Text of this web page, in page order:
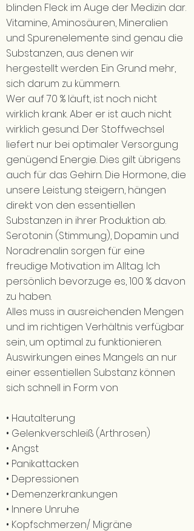
blinden Fleck im Auge der Medizin dar.
Vitamine, Aminosäuren, Mineralien
und Spurenelemente sind genau die
Substanzen, aus denen wir
hergestellt werden. Ein Grund mehr,
sich darum zu kümmern.
Wer auf 70 % läuft, ist noch nicht
wirklich krank. Aber er ist auch nicht
wirklich gesund. Der Stoffwechsel
liefert nur bei optimaler Versorgung
genügend Energie. Dies gilt übrigens
auch für das Gehirn. Die Hormone, die
unsere Leistung steigern, hängen
direkt von den essentiellen
Substanzen in ihrer Produktion ab.
Serotonin (Stimmung), Dopamin und
Noradrenalin sorgen für eine
freudige Motivation im Alltag. Ich
persönlich bevorzuge es, 100 % davon
zu haben.
Alles muss in ausreichenden Mengen
und im richtigen Verhältnis verfügbar
sein, um optimal zu funktionieren.
Auswirkungen eines Mangels an nur
einer essentiellen Substanz können
sich schnell in Form von
• Hautalterung
• Gelenkverschleiß (Arthrosen)
• Angst
• Panikattacken
• Depressionen
• Demenzerkrankungen
• Innere Unruhe
• Kopfschmerzen/ Migräne